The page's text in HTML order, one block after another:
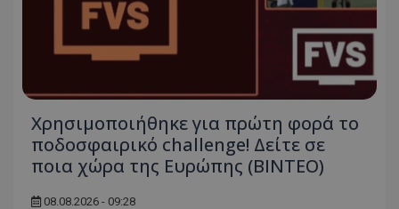
Χρησιμοποιήθηκε για πρώτη φορά το
ποδοσφαιρικό challenge! Δείτε σε
ποια χώρα της Ευρώπης (ΒΙΝΤΕΟ)
08.08.2026 - 09:28